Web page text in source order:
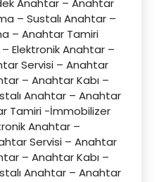
Anahtar – Anahtar
– Sustalı Anahtar –
– Anahtar Tamiri
Elektronik Anahtar –
Servisi – Anahtar
– Anahtar Kabı –
Anahtar – Anahtar
Tamiri -İmmobilizer
Anahtar –
Servisi – Anahtar
– Anahtar Kabı –
Anahtar – Anahtar